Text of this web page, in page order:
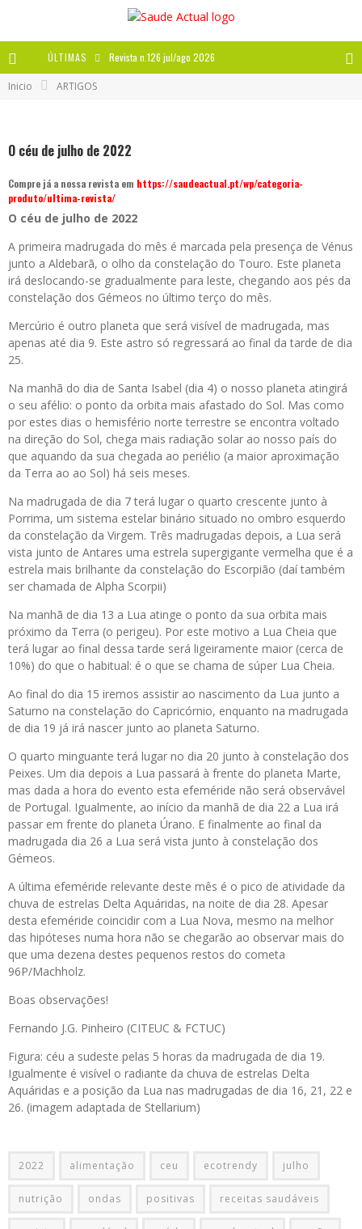
ÚLTIMAS Revista n.126 jul/ago 2026
A IMPORTÂNCIA DOS ANTIOXIDANTES
Inicio ARTIGOS
O céu de julho de 2022
Compre já a nossa revista em https://saudeactual.pt/wp/categoria-
produto/ultima-revista/
O céu de julho de 2022
A primeira madrugada do mês é marcada pela presença de Vénus
junto a Aldebarã, o olho da constelação do Touro. Este planeta
irá deslocando-se gradualmente para leste, chegando aos pés da
constelação dos Gémeos no último terço do mês.
Mercúrio é outro planeta que será visível de madrugada, mas
apenas até dia 9. Este astro só regressará ao final da tarde de dia
25.
Na manhã do dia de Santa Isabel (dia 4) o nosso planeta atingirá
o seu afélio: o ponto da orbita mais afastado do Sol. Mas como
por estes dias o hemisfério norte terrestre se encontra voltado
na direção do Sol, chega mais radiação solar ao nosso país do
que aquando da sua chegada ao periélio (a maior aproximação
da Terra ao ao Sol) há seis meses.
Na madrugada de dia 7 terá lugar o quarto crescente junto à
Porrima, um sistema estelar binário situado no ombro esquerdo
da constelação da Virgem. Três madrugadas depois, a Lua será
vista junto de Antares uma estrela supergigante vermelha que é a
estrela mais brilhante da constelação do Escorpião (daí também
ser chamada de Alpha Scorpii)
Na manhã de dia 13 a Lua atinge o ponto da sua orbita mais
próximo da Terra (o perigeu). Por este motivo a Lua Cheia que
terá lugar ao final dessa tarde será ligeiramente maior (cerca de
10%) do que o habitual: é o que se chama de súper Lua Cheia.
Ao final do dia 15 iremos assistir ao nascimento da Lua junto a
Saturno na constelação do Capricórnio, enquanto na madrugada
de dia 19 já irá nascer junto ao planeta Saturno.
O quarto minguante terá lugar no dia 20 junto à constelação dos
Peixes. Um dia depois a Lua passará à frente do planeta Marte,
mas dada a hora do evento esta efeméride não será observável
de Portugal. Igualmente, ao início da manhã de dia 22 a Lua irá
passar em frente do planeta Úrano. E finalmente ao final da
madrugada dia 26 a Lua será vista junto à constelação dos
Gémeos.
A última efeméride relevante deste mês é o pico de atividade da
chuva de estrelas Delta Aquáridas, na noite de dia 28. Apesar
desta efeméride coincidir com a Lua Nova, mesmo na melhor
das hipóteses numa hora não se chegarão ao observar mais do
que uma dezena destes pequenos restos do cometa
96P/Machholz.
Boas observações!
Fernando J.G. Pinheiro (CITEUC & FCTUC)
Figura: céu a sudeste pelas 5 horas da madrugada de dia 19.
Igualmente é visível o radiante da chuva de estrelas Delta
Aquáridas e a posição da Lua nas madrugadas de dia 16, 21, 22 e
26. (imagem adaptada de Stellarium)
2022 alimentação ceu ecotrendy julho
nutrição ondas positivas receitas saudáveis